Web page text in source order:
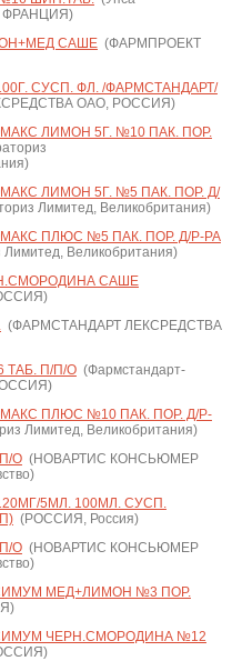
ФРАНЦИЯ)
САШЕ(ФАРМПРОЕКТ
СУСП. ФЛ. /ФАРМСТАНДАРТ/
ОАО, РОССИЯ)
ЛИМОН 5Г. №10 ПАК. ПОР.
ЛИМОН 5Г. №5 ПАК. ПОР. Д/
Лимитед, Великобритания)
ПЛЮС №5 ПАК. ПОР. Д/Р-РА
Великобритания)
САШЕ
(ФАРМСТАНДАРТ ЛЕКСРЕДСТВА
ТАБ. П/П/О(Фармстандарт-
ПЛЮС №10 ПАК. ПОР. Д/Р-
Лимитед, Великобритания)
О(НОВАРТИС КОНСЬЮМЕР
5МЛ. 100МЛ. СУСП.
(РОССИЯ, Россия)
О(НОВАРТИС КОНСЬЮМЕР
МЕД+ЛИМОН №3 ПОР.
ЧЕРН.СМОРОДИНА №12